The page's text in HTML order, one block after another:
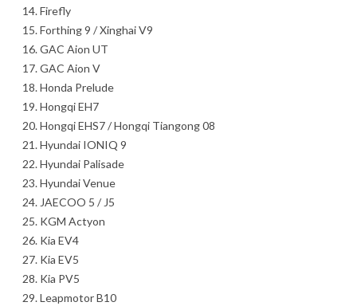
Firefly
Forthing 9 / Xinghai V9
GAC Aion UT
GAC Aion V
Honda Prelude
Hongqi EH7
Hongqi EHS7 / Hongqi Tiangong 08
Hyundai IONIQ 9
Hyundai Palisade
Hyundai Venue
JAECOO 5 / J5
KGM Actyon
Kia EV4
Kia EV5
Kia PV5
Leapmotor B10